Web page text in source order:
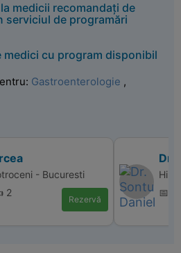
medicii recomandați de
serviciul de programări
medici cu program disponibil
Gastroenterologie ,
- Bucuresti
2
Rezervă
Dr.
📅